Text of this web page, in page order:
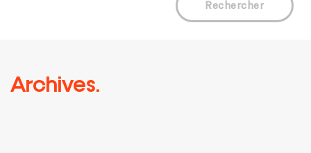
Rechercher
Archives.